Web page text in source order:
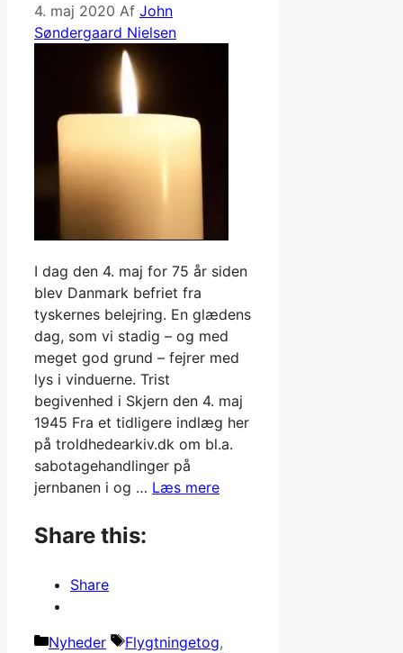
4. maj 2020 Af John
Søndergaard Nielsen
I dag den 4. maj for 75 år siden
blev Danmark befriet fra
tyskernes belejring. En glædens
dag, som vi stadig – og med
meget god grund – fejrer med
lys i vinduerne. Trist
begivenhed i Skjern den 4. maj
1945 Fra et tidligere indlæg her
på troldhedearkiv.dk om bl.a.
sabotagehandlinger på
jernbanen i og … Læs mere
Share this:
Share
Kategorier
Nyheder Tags
Flygtningetog,